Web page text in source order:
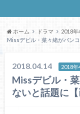
ホーム ドラマ
2018
Missデビル・菜々緒がバン
2018.04.14 2018
Missデビル・
ないと話題に【